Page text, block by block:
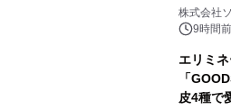
株式会社
9時間前
エリミ
「
皮4種で